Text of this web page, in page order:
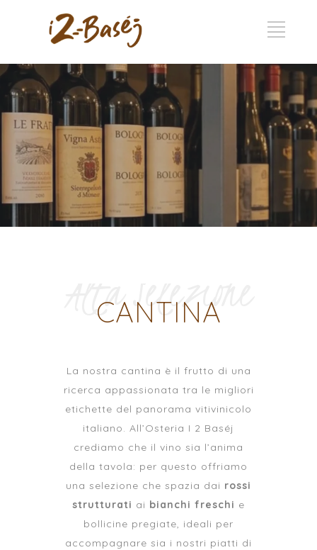
Alta Selezione
CANTINA
La nostra cantina è il frutto di una
ricerca appassionata tra le migliori
etichette del panorama vitivinicolo
italiano. All’Osteria I 2 Baséj
crediamo che il vino sia l’anima
della tavola: per questo offriamo
una selezione che spazia dai rossi
strutturati ai bianchi freschi e
bollicine pregiate, ideali per
accompagnare sia i nostri piatti di